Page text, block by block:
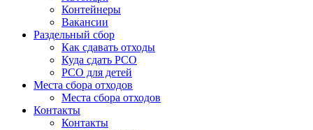
Контейнеры
Вакансии
Раздельный сбор
Как сдавать отходы
Куда сдать РСО
РСО для детей
Места сбора отходов
Места сбора отходов
Контакты
Контакты